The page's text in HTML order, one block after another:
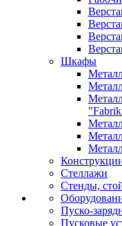
Шкафы
Стеллажи
Стенды,
Пуско-
Пусковые